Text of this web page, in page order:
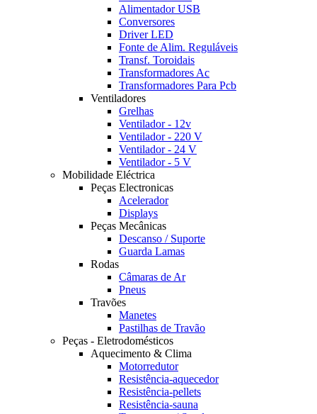
Alimentador USB
Conversores
Driver LED
Fonte de Alim. Reguláveis
Transf. Toroidais
Transformadores Ac
Transformadores Para Pcb
Ventiladores
Grelhas
Ventilador - 12v
Ventilador - 220 V
Ventilador - 24 V
Ventilador - 5 V
Mobilidade Eléctrica
Peças Electronicas
Acelerador
Displays
Peças Mecânicas
Descanso / Suporte
Guarda Lamas
Rodas
Câmaras de Ar
Pneus
Travões
Manetes
Pastilhas de Travão
Peças - Eletrodomésticos
Aquecimento & Clima
Motorredutor
Resistência-aquecedor
Resistência-pellets
Resistência-sauna